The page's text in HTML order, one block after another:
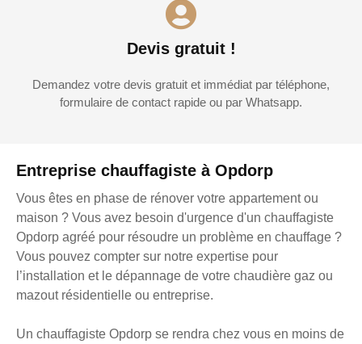
Entreprise chauffagiste à Opdorp
Vous êtes en phase de rénover votre appartement ou
maison ? Vous avez besoin d'urgence d'un chauffagiste
Opdorp agréé pour résoudre un problème en chauffage ?
Vous pouvez compter sur notre expertise pour
l’installation et le dépannage de votre chaudière gaz ou
mazout résidentielle ou entreprise.
Un chauffagiste Opdorp se rendra chez vous en moins de
Devis gratuit !
Demandez votre devis gratuit et immédiat par téléphone,
formulaire de contact rapide ou par Whatsapp.